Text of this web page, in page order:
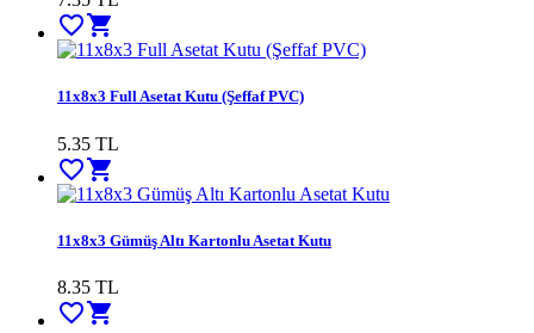
favorite_bordershopping_cart
11x8x3 Full Asetat Kutu (Şeffaf PVC)
5.35 TL
favorite_bordershopping_cart
11x8x3 Gümüş Altı Kartonlu Asetat Kutu
8.35 TL
favorite_bordershopping_cart